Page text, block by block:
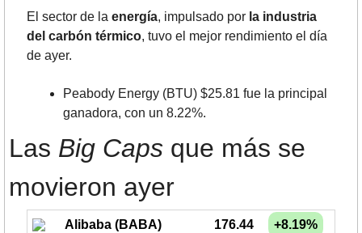
El sector de la energía, impulsado por la industria
del carbón térmico, tuvo el mejor rendimiento el día
de ayer.
Peabody Energy (BTU) $25.81 fue la principal
ganadora, con un 8.22%.
Las Big Caps que más se
movieron ayer
Alibaba (BABA) 176.44 +8.19%